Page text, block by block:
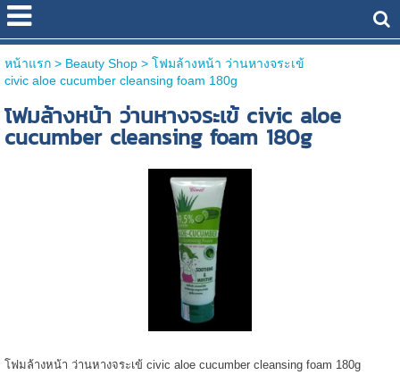
หน้าแรก> Beauty Shop > โฟมล้างหน้า ว่านหางจระเข้
civic aloe cucumber cleansing foam 180g
โฟมล้างหน้า ว่านหางจระเข้ civic aloe
cucumber cleansing foam 180g
โฟมล้างหน้า ว่านหางจระเข้ civic aloe cucumber cleansing foam 180g